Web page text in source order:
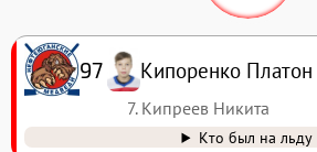
97 Кипоренко Платон
7. Кипреев Никита
Кто был на льду